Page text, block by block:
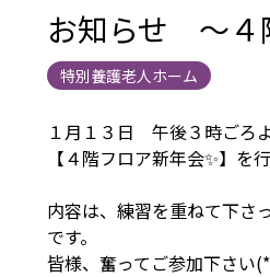
お知らせ ～４
特別養護老人ホーム
１月１３日 午後３時ごろよ
【４階フロア新年会✨】を
内容は、練習を重ねて下さ
です。
皆様、奮ってご参加下さ